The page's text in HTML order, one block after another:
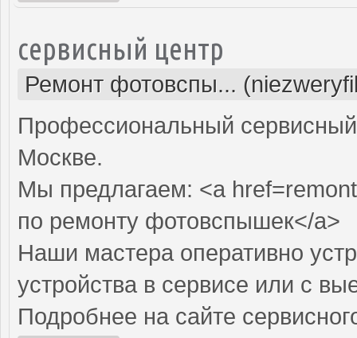
сервисный центр
Ремонт фотовспы...
Профессиональный
Москве.
Мы предлагаем: <a
по ремонту фотовспышек</a>
Наши мастера оперативно
устройства в сервисе или с
Подробнее на сайте